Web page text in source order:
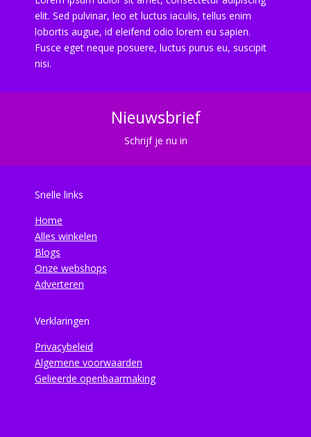
elit. Sed pulvinar, leo et luctus iaculis, tellus enim
lobortis augue, id eleifend odio lorem eu sapien.
Fusce eget neque posuere, luctus purus eu, suscipit
nisi.
Nieuwsbrief
Schrijf je nu in
Snelle links
Home
Alles winkelen
Blogs
Onze webshops
Adverteren
Verklaringen
Privacybeleid
Algemene voorwaarden
Gelieerde openbaarmaking